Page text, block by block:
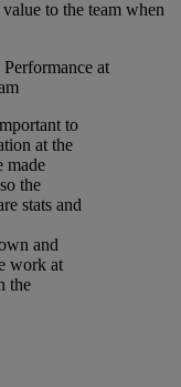
to the team when
at
to
at the
made
the
stats and
and
work at
the